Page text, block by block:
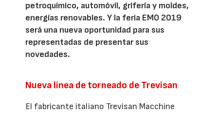
petroquímico, automóvil, grifería y moldes,
energías renovables. Y la feria EMO 2019
será una nueva oportunidad para sus
representadas de presentar sus
novedades.
Nueva línea de torneado de Trevisan
El fabricante italiano Trevisan Macchine